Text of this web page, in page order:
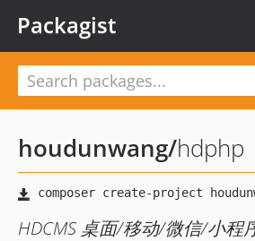
Packagist
houdunwang/hdphp
HDCMS 桌面/移动/微信/小程